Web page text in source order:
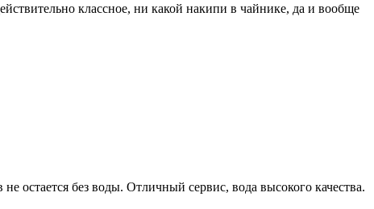
классное, ни какой накипи в чайнике, да и вообще
остается без воды. Отличный сервис, вода высокого качества.